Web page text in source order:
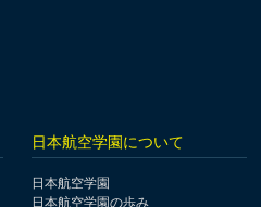
日本航空学園について
日本航空学園
日本航空学園の歩み